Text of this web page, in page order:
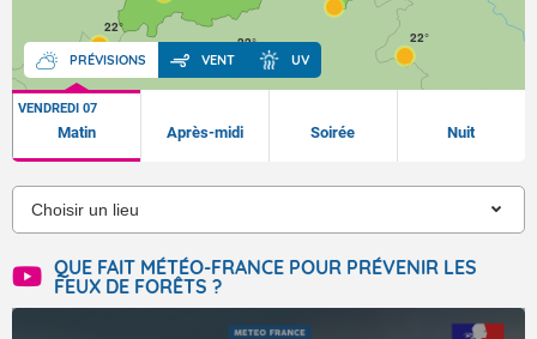
PRÉVISIONS VENT UV
22°
22°
22°
VENDREDI 07
Matin Après-midi Soirée Nuit
QUE FAIT MÉTÉO-FRANCE POUR PRÉVENIR LES
FEUX DE FORÊTS ?